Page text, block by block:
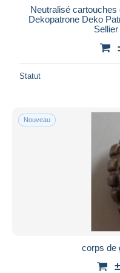
Neutralisé
Dekopatrone Deko
Statut
Nouveau
corps de